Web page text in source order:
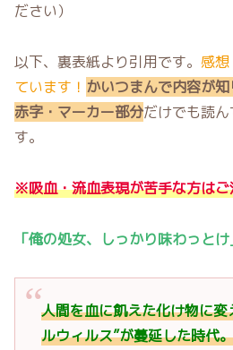
ださい）
以下、裏表紙より引用です。 感
ています！ かいつまんで内容が知
赤字・マーカー部分だけでも読
す。
※吸血・流血表現が苦手な方は
「俺の処女、しっかり味わっ
人間を血に飢えた化け物に変
ルウィルス”が蔓延した時代。